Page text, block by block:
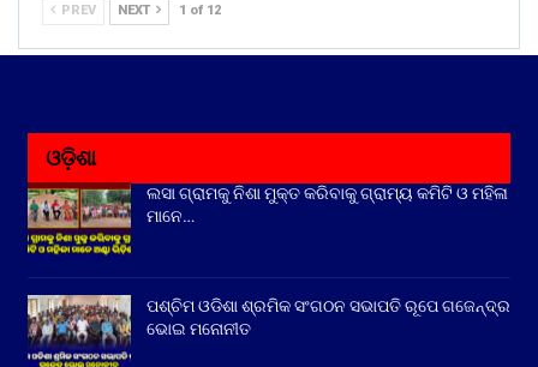
PREV NEXT 1 of 12
ଓଡ଼ିଶା
ଲସା ଗ୍ରାମକୁ ନିଶା ମୁକ୍ତ କରିବାକୁ ଗ୍ରାମ୍ୟ କମିଟି ଓ ମହିଳା
ମାନେ…
ପଶ୍ଚିମ ଓଡିଶା ଶ୍ରମିକ ସଂଗଠନ ସଭାପତି ରୂପେ ଗଜେନ୍ଦ୍ର
ଭୋଇ ମନୋନୀତ